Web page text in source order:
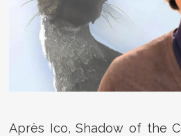
Après Ico, Shadow of the